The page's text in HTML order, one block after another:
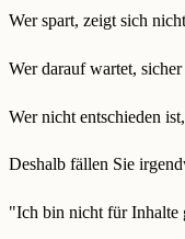
Wer spart, zeigt sich
Wer darauf wartet,
Wer nicht entschieden
Deshalb fällen Sie
"Ich bin nicht für Inhalte